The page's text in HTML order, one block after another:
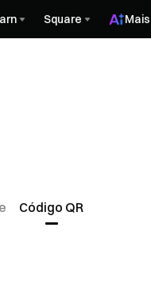
Square Mais
Código QR